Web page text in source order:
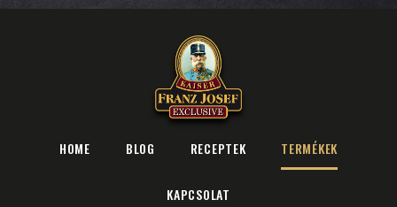
HOME BLOG RECEPTEK TERMÉKEK
KAPCSOLAT